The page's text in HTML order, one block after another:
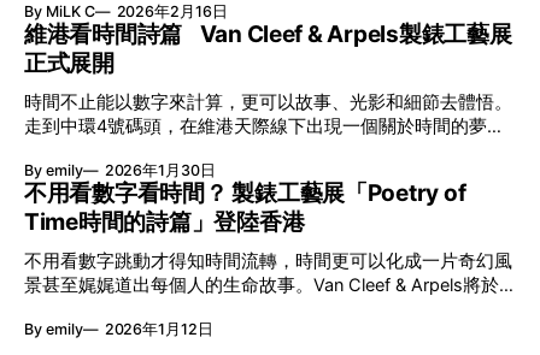
節與香港賽馬會慈善信託基金聯合呈獻，以共融藝術為核心，
八年來不只是帶來無數來自世界各地的優秀節目，更致力於在
本地建立屬於香港的共融創作生態。今年更首度與本地兩大旗
艦藝團強強聯手打造兩部深具意義的作品《遊延》及《弦上光
影》，展開一場前所未有的藝術對話，擦下多元藝術下的流動
能量，全面開展一場無界限嘅藝術旅程。 第八屆「無限亮」
以「你我不只一種想像」為題，從共融角度重新思索「差異」
的價值。不同能力人士是社會多樣性的一部分。每人皆擁有
「不同」能力與特質，當我們一齊生活、一齊創作、互相啟
發，偏見與界線，也自然被藝術溶化。 「無限亮」2026精彩
節目包括: 2月27日至3月1日：帕拉管弦樂團《無邊狂想曲》/
音樂‧舞蹈 (開幕節目) 2月28日至3月1日：
By MiLK C 2026年2月16日
維港看時間詩篇 Van Cleef & Arpels製錶工藝展
正式展開
時間不止能以數字來計算，更可以故事、光影和細節去體悟。
走到中環4號碼頭，在維港天際線下出現一個關於時間的夢幻
覽。由即日至2月8日期間舉行，世家把一貫低調精緻的製錶語
言搬離傳統店舖，放進公共場域，讓時間不只是腕上的個人物
件，而是一場可以與他人一同經歷的詩意旅程。 在碼頭打開
「時間詩集」 走進展場尤如翻開一本時間詩集，藉由不同主
題呈現時間的無限想像。Van Cleef & Arpels的腕錶從來不是
由單純的機械與數字堆砌，更像是腕上的動人故事。 世家以
精湛的製錶技術與敘事美學為核心，讓每一枚腕錶都超越單純
報時的功能，而是把稍縱即逝的瞬間凝結成可以反覆閱讀的畫
By emily 2026年1月30日
不用看數字看時間？ 製錶工藝展「Poetry of
Time時間的詩篇」登陸香港
不用看數字跳動才得知時間流轉，時間更可以化成一片奇幻風
景甚至娓娓道出每個人的生命故事。Van Cleef & Arpels將於1
詩篇」展覽，邀請大家走進由愛情故事、詩意星象、迷人自然
By emily 2026年1月12日